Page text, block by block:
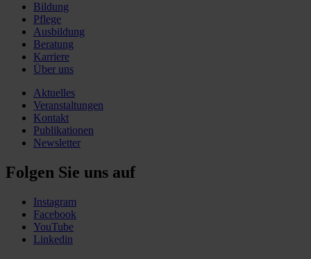
Bildung
Pflege
Ausbildung
Beratung
Karriere
Über uns
Aktuelles
Veranstaltungen
Kontakt
Publikationen
Newsletter
Folgen Sie uns auf
Instagram
Facebook
YouTube
Linkedin